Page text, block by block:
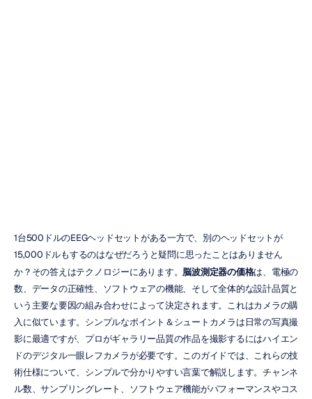
1台500ドルのEEGヘッドセットがある一方で、別のヘッドセットが
15,000ドルもするのはなぜだろうと疑問に思ったことはありません
か？その答えはテクノロジーにあります。 脳波測定器の価格は、電極の
数、データの正確性、ソフトウェアの機能、そして全体的な設計品質と
いう主要な要因の組み合わせによって決定されます。これはカメラの購
入に似ています。シンプルなポイント＆シュートカメラは日常の写真撮
影に最適ですが、プロがギャラリー品質の作品を撮影するにはハイエン
ドのデジタル一眼レフカメラが必要です。このガイドでは、これらの技
術仕様について、シンプルで分かりやすい言葉で解説します。チャンネ
ル数、サンプリングレート、ソフトウェア機能がパフォーマンスやコス